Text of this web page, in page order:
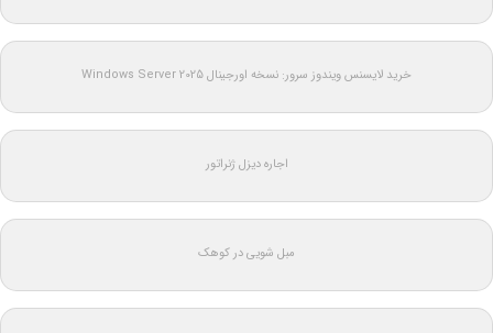
خرید لایسنس ویندوز سرور: نسخه اورجینال Windows Server 2025
اجاره دیزل ژنراتور
مبل شویی در کوهک